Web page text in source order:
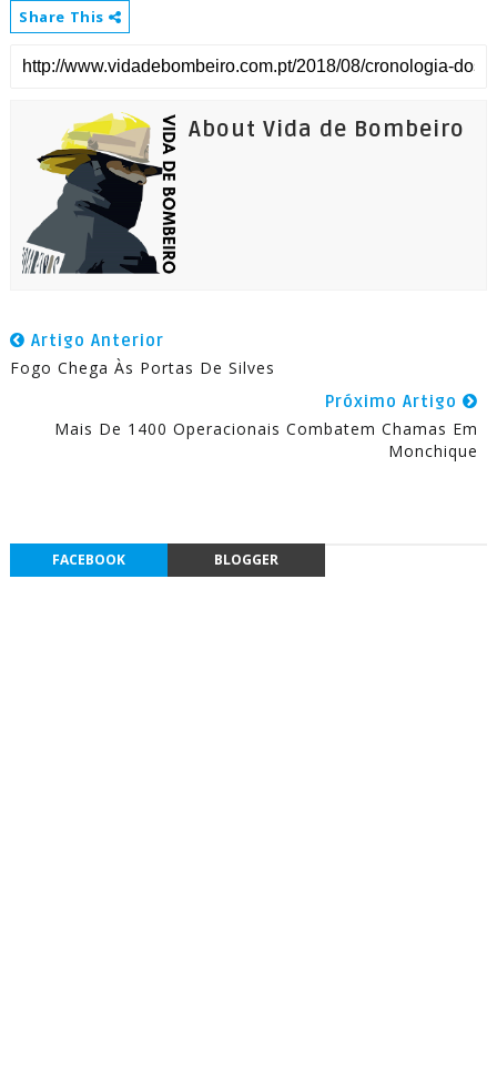
Share This
About Vida de Bombeiro
Artigo Anterior
Fogo Chega Às Portas De Silves
Próximo Artigo
Mais De 1400 Operacionais Combatem Chamas Em
Monchique
FACEBOOK BLOGGER